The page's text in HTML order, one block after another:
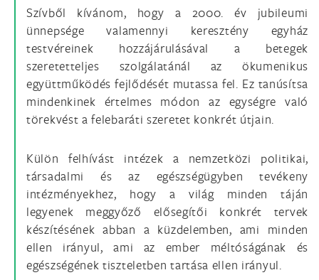
Szívből kívánom, hogy a 2000. év jubileumi
ünnepsége valamennyi keresztény egyház
testvéreinek hozzájárulásával a betegek
szeretetteljes szolgálatánál az ökumenikus
együttműködés fejlődését mutassa fel. Ez tanúsítsa
mindenkinek értelmes módon az egységre való
törekvést a felebaráti szeretet konkrét útjain.
Külön felhívást intézek a nemzetközi politikai,
társadalmi és az egészségügyben tevékeny
intézményekhez, hogy a világ minden táján
legyenek meggyőző elősegítői konkrét tervek
készítésének abban a küzdelemben, ami minden
ellen irányul, ami az ember méltóságának és
egészségének tiszteletben tartása ellen irányul.